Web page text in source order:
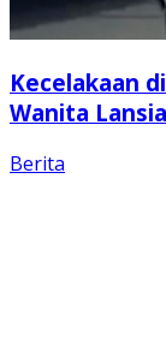
Kecelakaan
Wanita
Berita